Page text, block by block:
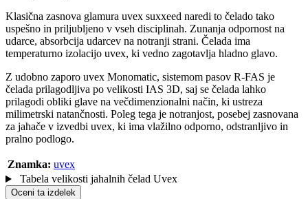
Klasična zasnova glamura uvex suxxeed naredi to čelado tako
uspešno in priljubljeno v vseh disciplinah. Zunanja odpornost na
udarce, absorbcija udarcev na notranji strani. Čelada ima
temperaturno izolacijo uvex, ki vedno zagotavlja hladno glavo.
Z udobno zaporo uvex Monomatic, sistemom pasov R-FAS je
čelada prilagodljiva po velikosti IAS 3D, saj se čelada lahko
prilagodi obliki glave na večdimenzionalni način, ki ustreza
milimetrski natančnosti. Poleg tega je notranjost, posebej zasnovana
za jahače v izvedbi uvex, ki ima vlažilno odporno, odstranljivo in
pralno podlogo.
Znamka: uvex
Tabela velikosti jahalnih čelad Uvex
Oceni ta izdelek